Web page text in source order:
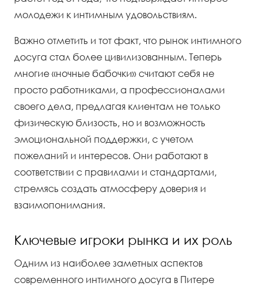
молодежи к интимным удовольствиям.
Важно отметить и тот факт, что рынок интимного
досуга стал более цивилизованным. Теперь
многие «ночные бабочки» считают себя не
просто работниками, а профессионалами
своего дела, предлагая клиентам не только
физическую близость, но и возможность
эмоциональной поддержки, с учетом
пожеланий и интересов. Они работают в
соответствии с правилами и стандартами,
стремясь создать атмосферу доверия и
взаимопонимания.
Ключевые игроки рынка и их роль
Одним из наиболее заметных аспектов
современного интимного досуга в Питере